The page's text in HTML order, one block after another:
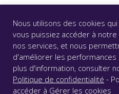
© CS GROUP 2026. Tous
Mentions légales|
Nous utilisons des cookies
vous puissiez accéder à
nos services, et nous
d'améliorer les
plus d'information, consulter
Politique de confidentialité -
accéder à Gérer les cookies